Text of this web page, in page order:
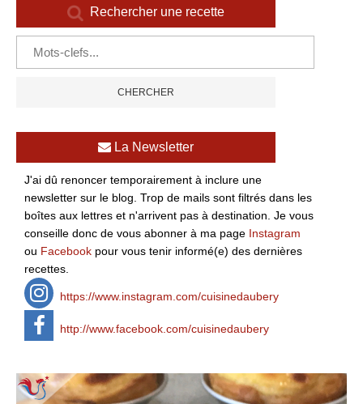
Rechercher une recette
La Newsletter
J'ai dû renoncer temporairement à inclure une
newsletter sur le blog. Trop de mails sont filtrés dans les
boîtes aux lettres et n'arrivent pas à destination. Je vous
conseille donc de vous abonner à ma page Instagram
ou Facebook pour vous tenir informé(e) des dernières
recettes.
https://www.instagram.com/cuisinedaubery
http://www.facebook.com/cuisinedaubery